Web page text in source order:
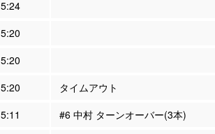
5:24
5:20
5:20
5:20
タイムアウト
5:11
#6 中村 ターンオーバー(3本)